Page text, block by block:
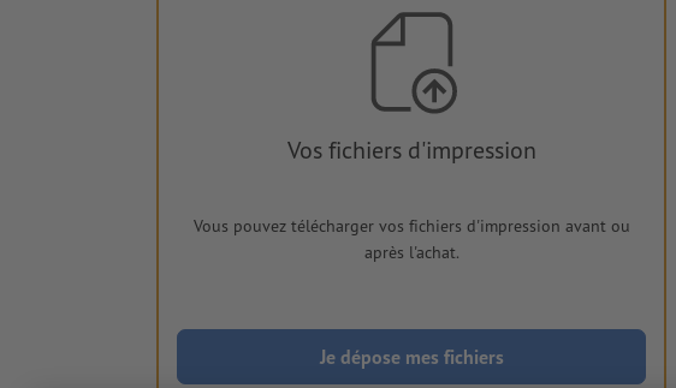
Vos fichiers d'impression
Vous pouvez télécharger vos fichiers d'impression avant ou
après l'achat.
Je dépose mes fichiers